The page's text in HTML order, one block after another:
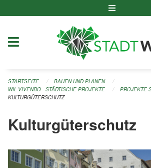
STARTSEITE
BAUEN UND PLANEN
WIL VIVENDO - STÄDTISCHE PROJEKTE
PROJEKTE
KULTURGÜTERSCHUTZ
Kulturgüterschutz